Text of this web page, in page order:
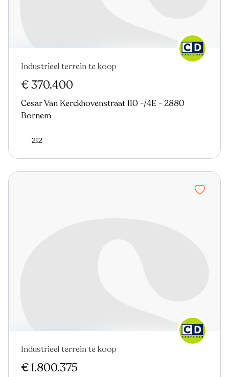
Virtual tour
Industrieel terrein te koop
€ 370.400
Cesar Van Kerckhovenstraat 110 -/4E - 2880
Bornem
212
Virtual tour
Industrieel terrein te koop
€ 1.800.375